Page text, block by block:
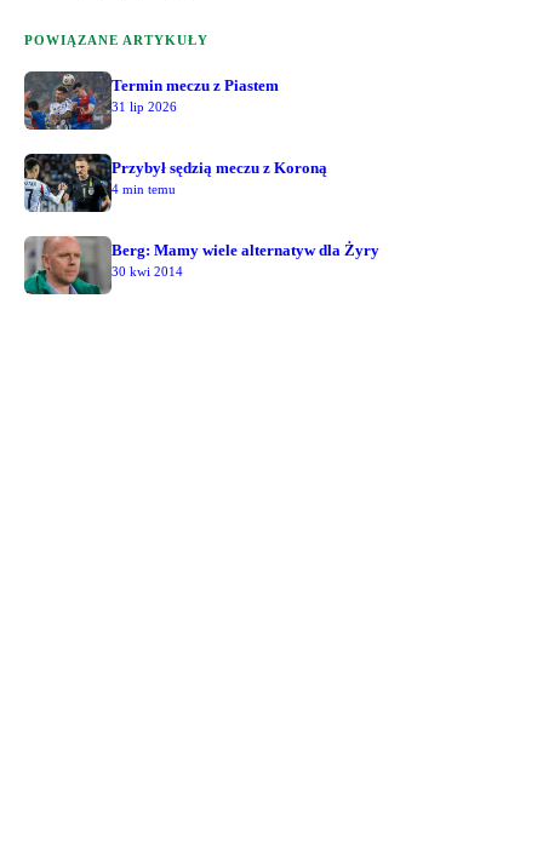
POWIĄZANE ARTYKUŁY
Termin meczu z Piastem
31 lip 2026
Przybył sędzią meczu z Koroną
4 min temu
Berg: Mamy wiele alternatyw dla Żyry
30 kwi 2014